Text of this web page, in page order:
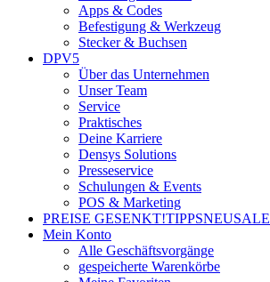
Apps & Codes
Befestigung & Werkzeug
Stecker & Buchsen
DPV5
Über das Unternehmen
Unser Team
Service
Praktisches
Deine Karriere
Densys Solutions
Presseservice
Schulungen & Events
POS & Marketing
PREISE GESENKT!TIPPSNEUSALE
Mein Konto
Alle Geschäftsvorgänge
gespeicherte Warenkörbe